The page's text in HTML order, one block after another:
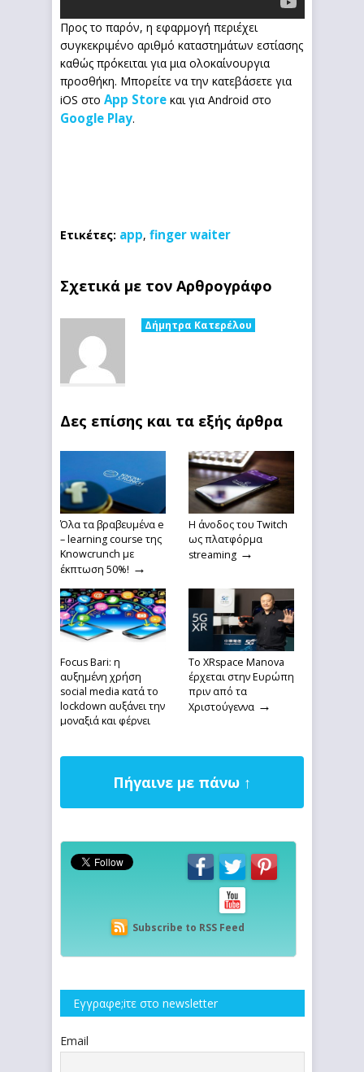
Προς το παρόν, η εφαρμογή περιέχει
συγκεκριμένο αριθμό καταστημάτων εστίασης
καθώς πρόκειται για μια ολοκαίνουργια
προσθήκη. Μπορείτε να την κατεβάσετε για
iOS στο App Store και για Android στο
Google Play.
Ετικέτες: app, finger waiter
Σχετικά με τον Αρθρογράφο
Δήμητρα Κατερέλου
Δες επίσης και τα εξής άρθρα
Όλα τα βραβευμένα e
– learning course της
Knowcrunch με
έκπτωση 50%! →
Η άνοδος του Twitch
ως πλατφόρμα
streaming →
Focus Bari: η
αυξημένη χρήση
social media κατά το
lockdown αυξάνει την
μοναξιά και φέρνει
Το XRspace Manova
έρχεται στην Ευρώπη
πριν από τα
Χριστούγεννα →
Πήγαινε με πάνω ↑
Subscribe to RSS Feed
Εγγραφe;iτε στο newsletter
Email